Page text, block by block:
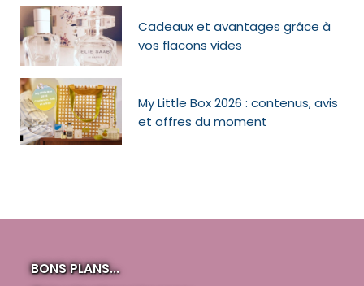
Cadeaux et avantages grâce à
vos flacons vides
My Little Box 2026 : contenus, avis
et offres du moment
BONS PLANS...